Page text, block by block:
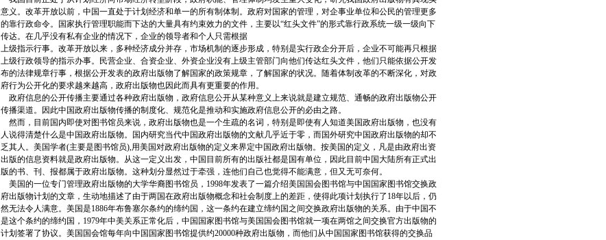
意义。改革开放以前，中国一直处于计划经济和单一的所有制体制。政府对国家的管理，对企事业单位和公民的管理更多
的靠行政命令。国家执行管理职能而下达的大量具有约束效力的文件，主要以“红头文件”的形式靠行政系统一级一级向下
传达。在几乎没有私有企业的情况下，企业的领导者和个人只需根据
上级指示行事。改革开放以来，多种经济成分并存，市场机制的逐步形成，特别是实行政企分开后，企业不可能再只根据
上级行政领导的指示办事。民营企业、合资企业、外资企业没有上级主管部门向他们传达红头文件，他们只能依据公开发
布的法律规章行事，根据公开发表的政府出版物了解国家的政策规章，了解国家的状况。随着体制改革的不断深化，对政
府行为公开化的要求越来越高，政府出版物也因此而具有更重要的作用。
政府信息的公开传播主要通过各种政府出版物，政府信息公开从某种意义上来说就是建立规范、通畅的政府出版物公开
传播渠道。因此中国政府出版物传播的制度化、规范化是推动和实施政府信息公开的必由之路。
然而，目前国内即使对图书馆员来说，政府出版物也是一个生疏的名词，特别是即使有人知道美国政府出版物，也没有
人说得清楚什么是中国政府出版物。国内研究当代中国政府出版物的文献几乎近于零，而国外研究中国政府出版物的却不
乏其人。美国学者(主要是图书馆员),用美国对政府出版物的定义来界定中国政府出版物。按美国的定义，凡是由政府出资
出版的信息资料就是政府出版物。从这一定义出发，中国目前所有的出版社都是国有单位，因此目前中国大陆所有正式出
版的书、刊、报都属于政府出版物。这种划分显然过于牵强，连他们自己也觉得不能满意，但又无可奈何。
美国的一位专门管理政府出版物的大学华裔图书馆员，1998年发表了一篇介绍美国国会图书馆与中国国家图书馆交换政
府出版物计划的文章，生动地描述了由于两国在政府出版物概念和社会制度上的差距，使得此项计划执行了18年以后，仍
然无法令人满意。美国是1886年布鲁塞尔条约的缔约国，这一条约在建立缔约国之间交换政府出版物的关系。由于中国不
是这个条约的缔约国，1979年中美关系正常化后，中国国家图书馆与美国国会图书馆就一项在两馆之间交换官方出版物的
计划签署了协议。美国国会馆每年向中国国家图书馆提供约20000种政府出版物，而他们从中国国家图书馆获得的交换品